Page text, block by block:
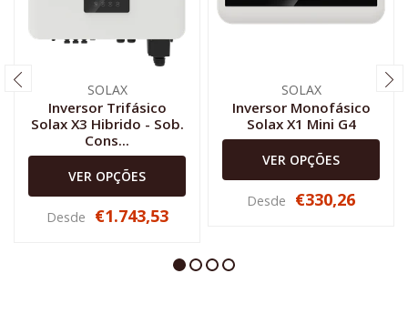
SOLAX
Inversor Trifásico
Solax X3 Hibrido - Sob.
Cons...
VER OPÇÕES
Desde €1.743,53
SOLAX
Inversor Monofásico
Solax X1 Mini G4
VER OPÇÕES
Desde €330,26